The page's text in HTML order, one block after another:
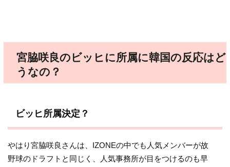
宮脇咲良のビッヒに所属に韓国の反応はど
うなの？
ビッヒ所属決定？
やはり宮脇咲良さんは、IZONEの中でも人気メンバーが故
野球のドラフトと同じく、人気事務所が目をつけるのも早